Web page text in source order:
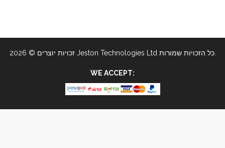
זכויות יוצרים © 2026 Jeston Technologies Ltd כל הזכויות שמורות.
WE ACCEPT: